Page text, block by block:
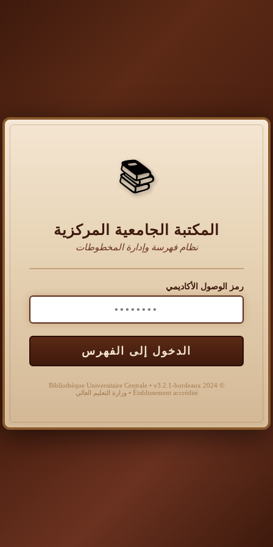
📚
المكتبة الجامعية المركزية
نظام فهرسة وإدارة المخطوطات
رمز الوصول الأكاديمي
الدخول إلى الفهرس
© 2024 Bibliothèque Universitaire Centrale • v3.2.1-bordeaux
Établissement accrédité • وزارة التعليم العالي